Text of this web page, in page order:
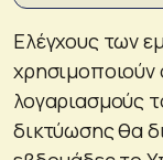
Ελέγχους των
χρησιμοποιούν
λογαριασμούς
δικτύωσης θα